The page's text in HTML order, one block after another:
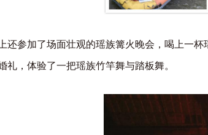
还参加了场面壮观的瑶族篝火晚会，喝上一
礼，体验了一把瑶族竹竿舞与踏板舞。